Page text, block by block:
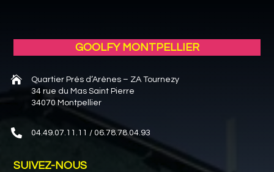
GOOLFY MONTPELLIER

Quartier Prés d’Arènes – ZA Tournezy
34 rue du Mas Saint Pierre
34070 Montpellier
 04.49.07.11.11 / 06.78.78.04.93
SUIVEZ-NOUS